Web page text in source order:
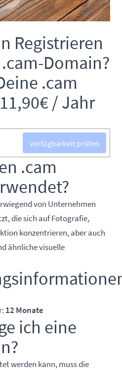
Registrieren
Domain?
.cam
/ Jahr
Verfügbarkeit prüfen
.cam
von Unternehmen
die sich auf Fotografie,
konzentrieren, aber auch
ähnliche visuelle
12 Monate
ich eine
werden kann, muss die